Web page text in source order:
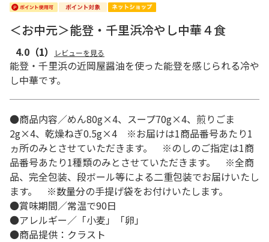
＜お中元＞能登・千里浜冷やし中華４食
4.0 （1） レビューを見る
能登・千里浜の近岡屋醤油を使った能登を感じられる冷や
し中華です。
●商品内容／めん80g×4、スープ70g×4、煎りごま
2g×4、乾燥ねぎ0.5g×4 ※お届けは1商品番号あたり1
ヵ所のみとさせていただきます。 ※のしのご指定は1商
品番号あたり1種類のみとさせていただきます。 ※全商
品、完全包装、段ボール等による二重包装でお届けいたし
ます。 ※数量分の手提げ袋をお付けいたします。
●賞味期間／常温で90日
●アレルギー／「小麦」「卵」
●商品提供：クラスト